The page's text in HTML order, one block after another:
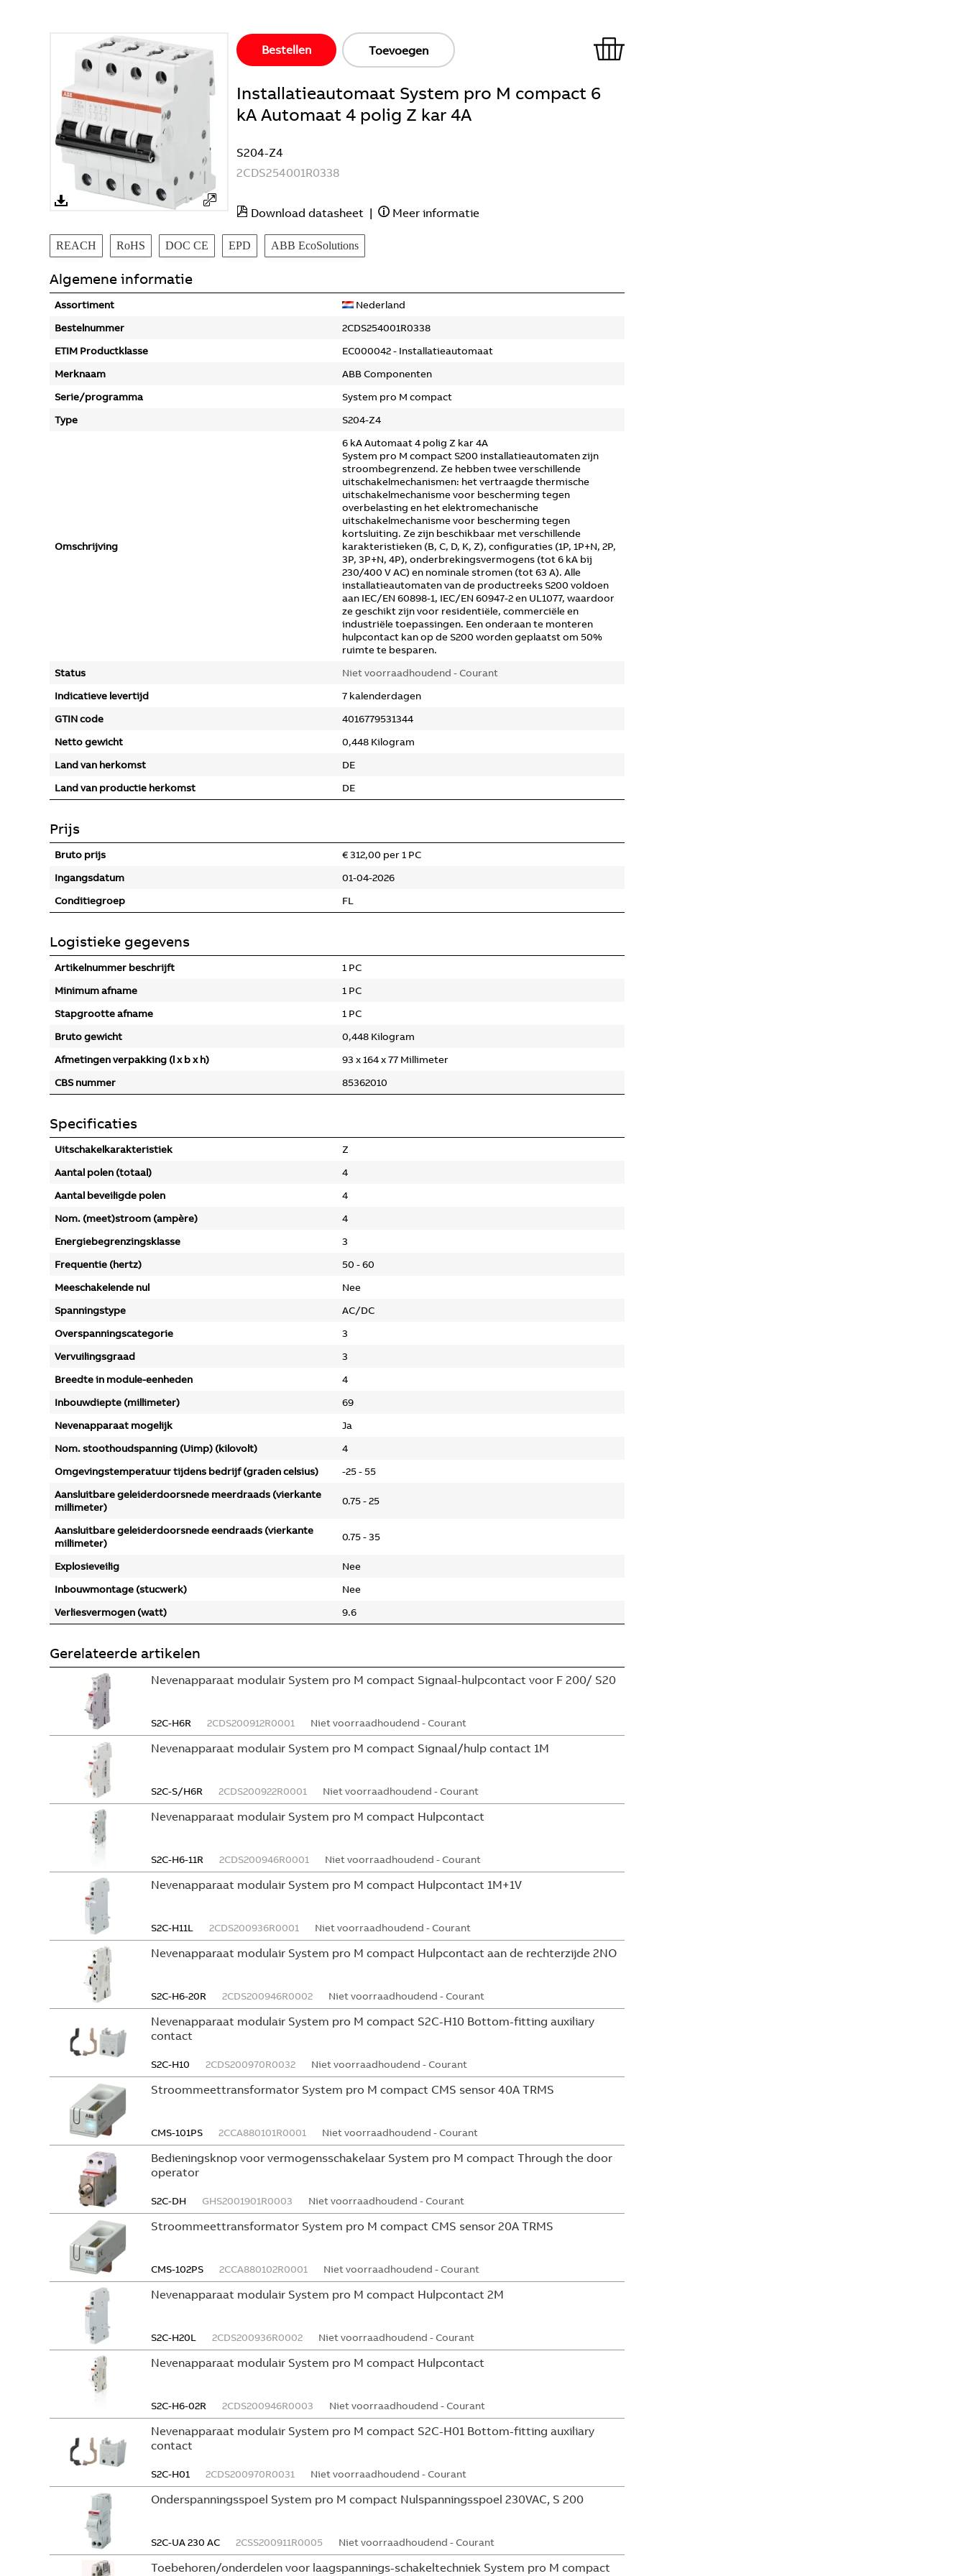
Bestellen Toevoegen
Installatieautomaat System pro M compact 6
kA Automaat 4 polig Z kar 4A
S204-Z4
2CDS254001R0338
Download datasheet | Meer informatie
REACH RoHS DOC CE EPD ABB EcoSolutions
Algemene informatie
Assortiment
Nederland
Bestelnummer
2CDS254001R0338
ETIM Productklasse
EC000042 - Installatieautomaat
Merknaam
ABB Componenten
Serie/programma
System pro M compact
Type
S204-Z4
Omschrijving
6 kA Automaat 4 polig Z kar 4A
System pro M compact S200 installatieautomaten zijn
stroombegrenzend. Ze hebben twee verschillende
uitschakelmechanismen: het vertraagde thermische
uitschakelmechanisme voor bescherming tegen
overbelasting en het elektromechanische
uitschakelmechanisme voor bescherming tegen
kortsluiting. Ze zijn beschikbaar met verschillende
karakteristieken (B, C, D, K, Z), configuraties (1P, 1P+N, 2P,
3P, 3P+N, 4P), onderbrekingsvermogens (tot 6 kA bij
230/400 V AC) en nominale stromen (tot 63 A). Alle
installatieautomaten van de productreeks S200 voldoen
aan IEC/EN 60898-1, IEC/EN 60947-2 en UL1077, waardoor
ze geschikt zijn voor residentiële, commerciële en
industriële toepassingen. Een onderaan te monteren
hulpcontact kan op de S200 worden geplaatst om 50%
ruimte te besparen.
Status
Niet voorraadhoudend - Courant
Indicatieve levertijd
7 kalenderdagen
GTIN code
4016779531344
Netto gewicht
0,448 Kilogram
Land van herkomst
DE
Land van productie herkomst
DE
Prijs
Bruto prijs
€ 312,00 per 1 PC
Ingangsdatum
01-04-2026
Conditiegroep
FL
Logistieke gegevens
Artikelnummer beschrijft
1 PC
Minimum afname
1 PC
Stapgrootte afname
1 PC
Bruto gewicht
0,448 Kilogram
Afmetingen verpakking (l x b x h)
93 x 164 x 77 Millimeter
CBS nummer
85362010
Specificaties
Uitschakelkarakteristiek
Z
Aantal polen (totaal)
4
Aantal beveiligde polen
4
Nom. (meet)stroom (ampère)
4
Energiebegrenzingsklasse
3
Frequentie (hertz)
50 - 60
Meeschakelende nul
Nee
Spanningstype
AC/DC
Overspanningscategorie
3
Vervuilingsgraad
3
Breedte in module-eenheden
4
Inbouwdiepte (millimeter)
69
Nevenapparaat mogelijk
Ja
Nom. stoothoudspanning (Uimp) (kilovolt)
4
Omgevingstemperatuur tijdens bedrijf (graden celsius)
-25 - 55
Aansluitbare geleiderdoorsnede meerdraads (vierkante
millimeter)
0.75 - 25
Aansluitbare geleiderdoorsnede eendraads (vierkante
millimeter)
0.75 - 35
Explosieveilig
Nee
Inbouwmontage (stucwerk)
Nee
Verliesvermogen (watt)
9.6
Gerelateerde artikelen
Nevenapparaat modulair System pro M compact Signaal-hulpcontact voor F 200/ S20
S2C-H6R 2CDS200912R0001 Niet voorraadhoudend - Courant
Nevenapparaat modulair System pro M compact Signaal/hulp contact 1M
S2C-S/H6R 2CDS200922R0001 Niet voorraadhoudend - Courant
Nevenapparaat modulair System pro M compact Hulpcontact
S2C-H6-11R 2CDS200946R0001 Niet voorraadhoudend - Courant
Nevenapparaat modulair System pro M compact Hulpcontact 1M+1V
S2C-H11L 2CDS200936R0001 Niet voorraadhoudend - Courant
Nevenapparaat modulair System pro M compact Hulpcontact aan de rechterzijde 2NO
S2C-H6-20R 2CDS200946R0002 Niet voorraadhoudend - Courant
Nevenapparaat modulair System pro M compact S2C-H10 Bottom-fitting auxiliary
contact
S2C-H10 2CDS200970R0032 Niet voorraadhoudend - Courant
Stroommeettransformator System pro M compact CMS sensor 40A TRMS
CMS-101PS 2CCA880101R0001 Niet voorraadhoudend - Courant
Bedieningsknop voor vermogensschakelaar System pro M compact Through the door
operator
S2C-DH GHS2001901R0003 Niet voorraadhoudend - Courant
Stroommeettransformator System pro M compact CMS sensor 20A TRMS
CMS-102PS 2CCA880102R0001 Niet voorraadhoudend - Courant
Nevenapparaat modulair System pro M compact Hulpcontact 2M
S2C-H20L 2CDS200936R0002 Niet voorraadhoudend - Courant
Nevenapparaat modulair System pro M compact Hulpcontact
S2C-H6-02R 2CDS200946R0003 Niet voorraadhoudend - Courant
Nevenapparaat modulair System pro M compact S2C-H01 Bottom-fitting auxiliary
contact
S2C-H01 2CDS200970R0031 Niet voorraadhoudend - Courant
Onderspanningsspoel System pro M compact Nulspanningsspoel 230VAC, S 200
S2C-UA 230 AC 2CSS200911R0005 Niet voorraadhoudend - Courant
Toebehoren/onderdelen voor laagspannings-schakeltechniek System pro M compact